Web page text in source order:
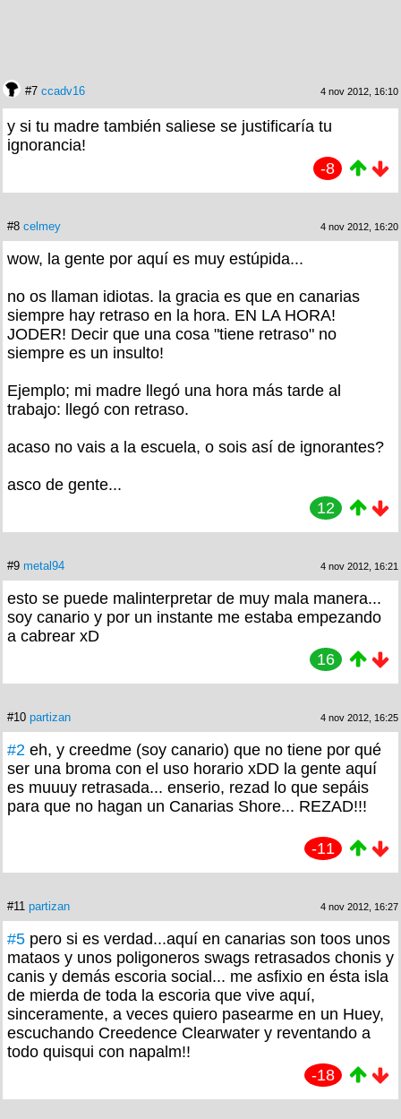
#7 ccadv16 4 nov 2012, 16:10
y si tu madre también saliese se justificaría tu
ignorancia!
-8
#8 celmey 4 nov 2012, 16:20
wow, la gente por aquí es muy estúpida...
no os llaman idiotas. la gracia es que en canarias
siempre hay retraso en la hora. EN LA HORA!
JODER! Decir que una cosa "tiene retraso" no
siempre es un insulto!
Ejemplo; mi madre llegó una hora más tarde al
trabajo: llegó con retraso.
acaso no vais a la escuela, o sois así de ignorantes?
asco de gente...
12
#9 metal94 4 nov 2012, 16:21
esto se puede malinterpretar de muy mala manera...
soy canario y por un instante me estaba empezando
a cabrear xD
16
#10 partizan 4 nov 2012, 16:25
#2 eh, y creedme (soy canario) que no tiene por qué
ser una broma con el uso horario xDD la gente aquí
es muuuy retrasada... enserio, rezad lo que sepáis
para que no hagan un Canarias Shore... REZAD!!!
-11
#11 partizan 4 nov 2012, 16:27
#5 pero si es verdad...aquí en canarias son toos unos
mataos y unos poligoneros swags retrasados chonis y
canis y demás escoria social... me asfixio en ésta isla
de mierda de toda la escoria que vive aquí,
sinceramente, a veces quiero pasearme en un Huey,
escuchando Creedence Clearwater y reventando a
todo quisqui con napalm!!
-18